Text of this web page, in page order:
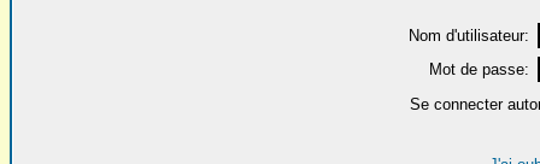
Nom d'utilisateur:
Mot de passe:
Se connecter